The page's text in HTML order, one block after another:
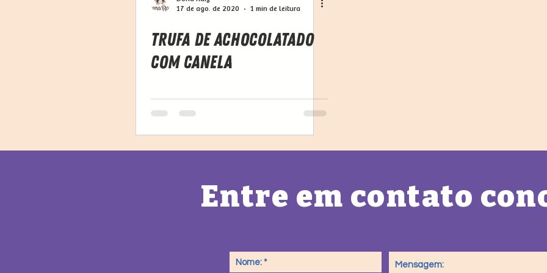
17 de ago. de 2020
1 min de leitura
Trufa de Achocolatado
com Canela
Entre em contato